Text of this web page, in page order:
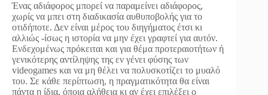
Ένας αδιάφορος μπορεί να παραμείνει αδιάφορος,
χωρίς να μπει στη διαδικασία αυθυποβολής για το
οτιδήποτε. Δεν είναι μέρος του διηγήματος έτσι κι
αλλιώς -ίσως η ιστορία να μην έχει γραφτεί για αυτόν.
Ενδεχομένως πρόκειται και για θέμα προτεραιοτήτων ή
γενικότερης αντίληψης της εν γένει φύσης των
videogames και να μη θέλει να πολυσκοτίζει το μυαλό
του. Σε κάθε περίπτωση, η πραγματικότητα θα είναι
πάντα η ίδια, όποια αλήθεια κι αν έχει επιλέξει ο